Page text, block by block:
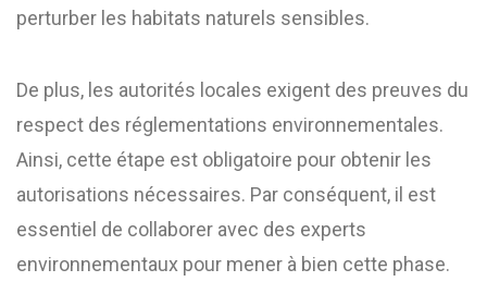
perturber les habitats naturels sensibles.
De plus, les autorités locales exigent des preuves du
respect des réglementations environnementales.
Ainsi, cette étape est obligatoire pour obtenir les
autorisations nécessaires. Par conséquent, il est
essentiel de collaborer avec des experts
environnementaux pour mener à bien cette phase.